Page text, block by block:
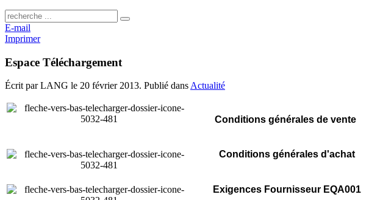
E-mail
Imprimer
Espace Téléchargement
Écrit par LANG le 20 février 2013. Publié dansActualité
Conditions générales de vente
Conditions générales d'achat
Exigences Fournisseur EQA001